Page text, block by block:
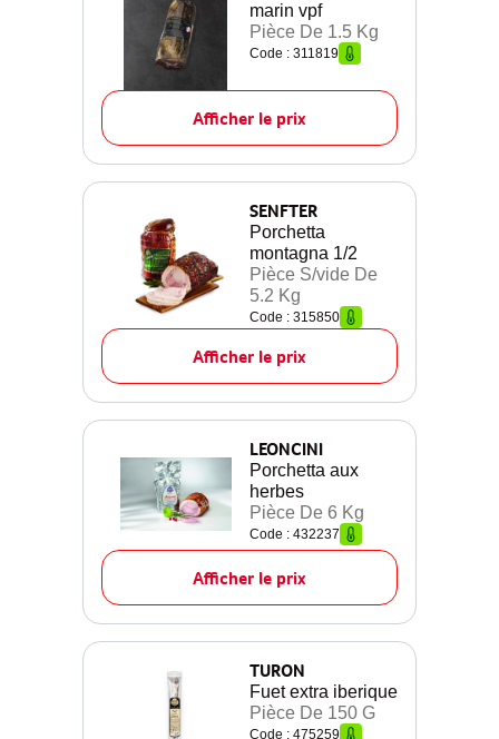
marin vpf
Pièce De 1.5 Kg
Code : 311819
Afficher le prix
SENFTER
Porchetta
montagna 1/2
Pièce S/vide De
5.2 Kg
Code : 315850
Afficher le prix
LEONCINI
Porchetta aux
herbes
Pièce De 6 Kg
Code : 432237
Afficher le prix
TURON
Fuet extra iberique
Pièce De 150 G
Code : 475259